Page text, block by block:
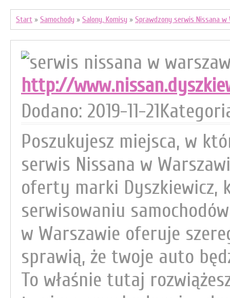
Start » Samochody » Salony, Komisy » Sprawdzony serwis Nissana w
http://
Dodano: 2019-11-21
Poszukujesz miejsca, w
serwis Nissana w
oferty marki Dyszkiewicz,
serwisowaniu
w Warszawie oferuje
sprawią, że twoje auto
To właśnie tutaj